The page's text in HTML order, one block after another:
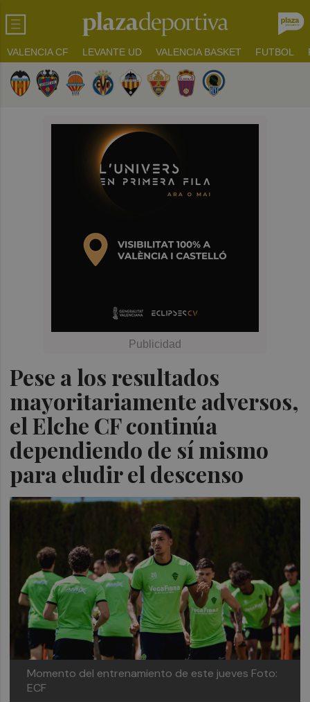
VALENCIA CF LEVANTE UD VALENCIA BASKET FUTBOL
Pese a los resultados
mayoritariamente adversos,
el Elche CF continúa
dependiendo de sí mismo
para eludir el descenso
Momento del entrenamiento de este jueves Foto:
ECF